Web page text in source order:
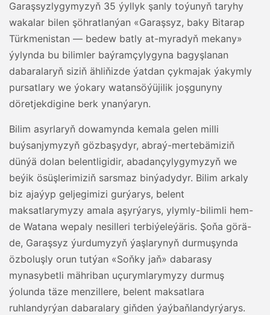
Garaşsyzlygymyzyň 35 ýyllyk şanly toýunyň taryhy
wakalar bilen şöhratlanýan «Garaşsyz, baky Bitarap
Türkmenistan — bedew batly at-myradyň mekany»
ýylynda bu bilimler baýramçylygyna bagyşlanan
dabaralaryň siziň ähliňizde ýatdan çykmajak ýakymly
pursatlary we ýokary watansöýüjilik joşgunyny
döretjekdigine berk ynanýaryn.
Bilim asyrlaryň dowamynda kemala gelen milli
buýsanjymyzyň gözbaşydyr, abraý-mertebämiziň
dünýä dolan belentligidir, abadançylygymyzyň we
beýik ösüşlerimiziň sarsmaz binýadydyr. Bilim arkaly
biz ajaýyp geljegimizi gurýarys, belent
maksatlarymyzy amala aşyrýarys, ylymly-bilimli hem-
de Watana wepaly nesilleri terbiýeleýäris. Şoňa görä-
de, Garaşsyz ýurdumyzyň ýaşlarynyň durmuşynda
özboluşly orun tutýan «Soňky jaň» dabarasy
mynasybetli mähriban uçurymlarymyzy durmuş
ýolunda täze menzillere, belent maksatlara
ruhlandyrýan dabaralary giňden ýaýbaňlandyrýarys.